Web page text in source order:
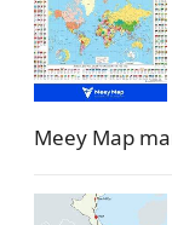
Meey Map